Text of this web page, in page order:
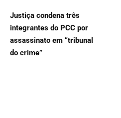
Justiça condena três
integrantes do PCC por
assassinato em “tribunal
do crime”